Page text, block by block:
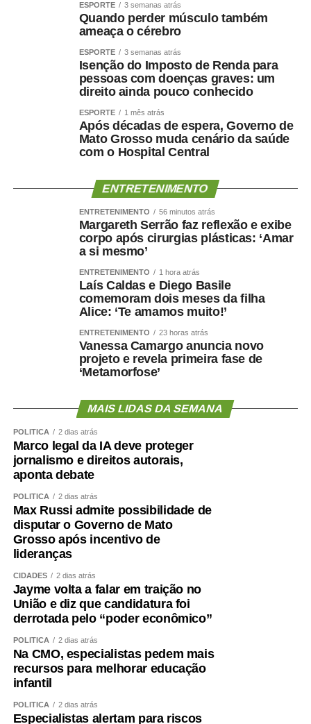
ESPORTE 3 semanas atrás
Quando perder músculo também
ameaça o cérebro
ESPORTE 3 semanas atrás
Isenção do Imposto de Renda para
pessoas com doenças graves: um
direito ainda pouco conhecido
ESPORTE 1 mês atrás
Após décadas de espera, Governo de
Mato Grosso muda cenário da saúde
com o Hospital Central
ENTRETENIMENTO
ENTRETENIMENTO 56 minutos atrás
Margareth Serrão faz reflexão e exibe
corpo após cirurgias plásticas: ‘Amar
a si mesmo’
ENTRETENIMENTO 1 hora atrás
Laís Caldas e Diego Basile
comemoram dois meses da filha
Alice: ‘Te amamos muito!’
ENTRETENIMENTO 23 horas atrás
Vanessa Camargo anuncia novo
projeto e revela primeira fase de
‘Metamorfose’
MAIS LIDAS DA SEMANA
POLÍTICA 2 dias atrás
Marco legal da IA deve proteger
jornalismo e direitos autorais,
aponta debate
POLÍTICA 2 dias atrás
Max Russi admite possibilidade de
disputar o Governo de Mato
Grosso após incentivo de
lideranças
CIDADES 2 dias atrás
Jayme volta a falar em traição no
União e diz que candidatura foi
derrotada pelo “poder econômico”
POLÍTICA 2 dias atrás
Na CMO, especialistas pedem mais
recursos para melhorar educação
infantil
POLÍTICA 2 dias atrás
Especialistas alertam para riscos